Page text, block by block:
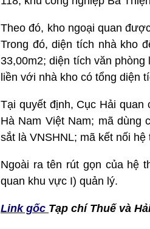
Theo đó, kho ngoại quan
Trong đó, diện tích nhà kho
33,00m2; diện tích văn
liền với nhà kho có tổng diện
Tại quyết định, Cục Hải quan
Hà Nam Việt Nam; mã dùng
sắt là VNSHNL; mã kết nối
Ngoài ra tên rút gọn của hệ
quan khu vực I) quản lý.
Link gốc Tạp chí Thuế và